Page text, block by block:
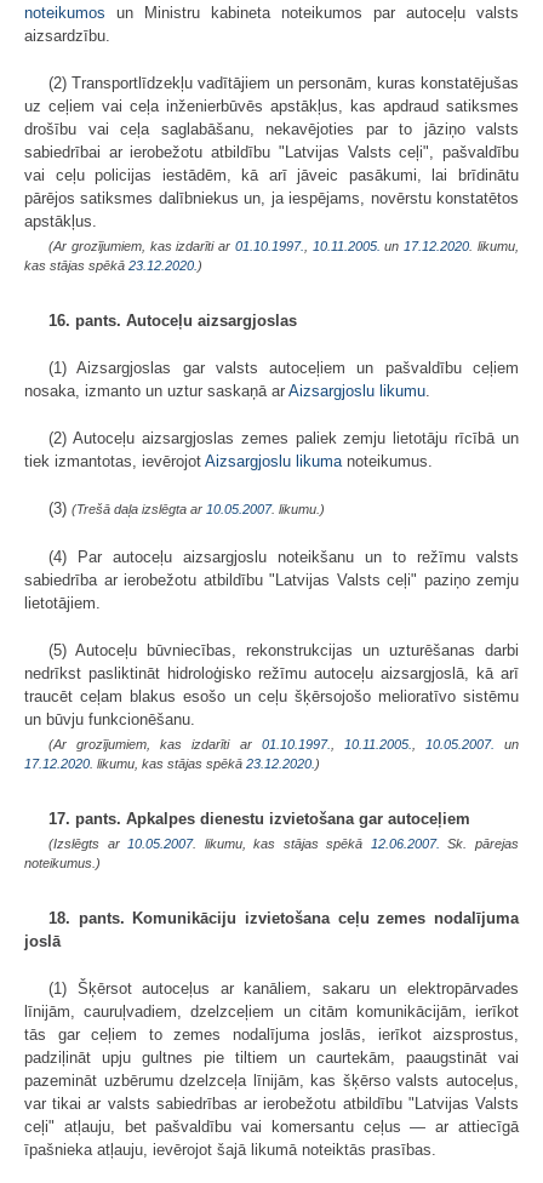
noteikumos un Ministru kabineta noteikumos par autoceļu valsts
aizsardzību.
(2) Transportlīdzekļu vadītājiem un personām, kuras konstatējušas
uz ceļiem vai ceļa inženierbūvēs apstākļus, kas apdraud satiksmes
drošību vai ceļa saglabāšanu, nekavējoties par to jāziņo valsts
sabiedrībai ar ierobežotu atbildību "Latvijas Valsts ceļi", pašvaldību
vai ceļu policijas iestādēm, kā arī jāveic pasākumi, lai brīdinātu
pārējos satiksmes dalībniekus un, ja iespējams, novērstu konstatētos
apstākļus.
(Ar grozījumiem, kas izdarīti ar 01.10.1997. 10.11.2005. un 17.12.2020 . likumu,
kas stājas spēkā 23.12.2020. )
16. pants. Autoceļu aizsargjoslas
(1) Aizsargjoslas gar valsts autoceļiem un pašvaldību ceļiem
nosaka, izmanto un uztur saskaņā ar Aizsargjoslu likumu
(2) Autoceļu aizsargjoslas zemes paliek zemju lietotāju rīcībā un
tiek izmantotas, ievērojot Aizsargjoslu likuma noteikumus.
(3) (Trešā daļa izslēgta ar 10.05.2007. likumu.)
(4) Par autoceļu aizsargjoslu noteikšanu un to režīmu valsts
sabiedrība ar ierobežotu atbildību "Latvijas Valsts ceļi" paziņo zemju
lietotājiem.
(5) Autoceļu būvniecības, rekonstrukcijas un uzturēšanas darbi
nedrīkst pasliktināt hidroloģisko režīmu autoceļu aizsargjoslā, kā arī
traucēt ceļam blakus esošo un ceļu šķērsojošo melioratīvo sistēmu
un būvju funkcionēšanu.
(Ar grozījumiem, kas izdarīti ar 01.10.1997. 10.11.2005. 10.05.2007.
un
17.12.2020 . likumu, kas stājas spēkā 23.12.2020. )
17. pants. Apkalpes dienestu izvietošana gar autoceļiem
(Izslēgts ar 10.05.2007. likumu, kas stājas spēkā 12.06.2007.
Sk. pārejas
noteikumus.)
18. pants. Komunikāciju izvietošana ceļu zemes nodalījuma
joslā
(1) Šķērsot autoceļus ar kanāliem, sakaru un elektropārvades
līnijām, cauruļvadiem, dzelzceļiem un citām komunikācijām, ierīkot
tās gar ceļiem to zemes nodalījuma joslās, ierīkot aizsprostus,
padziļināt upju gultnes pie tiltiem un caurtekām, paaugstināt vai
pazemināt uzbērumu dzelzceļa līnijām, kas šķērso valsts autoceļus,
var tikai ar valsts sabiedrības ar ierobežotu atbildību "Latvijas Valsts
ceļi" atļauju, bet pašvaldību vai komersantu ceļus — ar attiecīgā
īpašnieka atļauju, ievērojot šajā likumā noteiktās prasības.